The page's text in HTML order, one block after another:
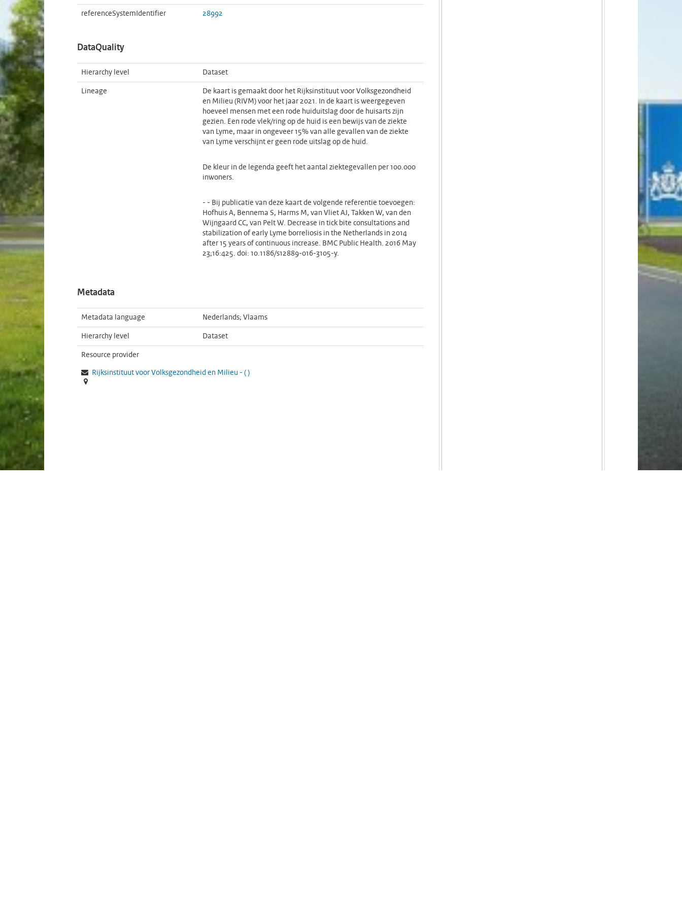
referenceSystemIdentifier 28992
DataQuality
Hierarchy level Dataset
Lineage
De kaart is gemaakt door het Rijksinstituut voor Volksgezondheid
en Milieu (RIVM) voor het jaar 2021. In de kaart is weergegeven
hoeveel mensen met een rode huiduitslag door de huisarts zijn
gezien. Een rode vlek/ring op de huid is een bewijs van de ziekte
van Lyme, maar in ongeveer 15% van alle gevallen van de ziekte
van Lyme verschijnt er geen rode uitslag op de huid.
De kleur in de legenda geeft het aantal ziektegevallen per 100.000
inwoners.
- - Bij publicatie van deze kaart de volgende referentie toevoegen:
Hofhuis A, Bennema S, Harms M, van Vliet AJ, Takken W, van den
Wijngaard CC, van Pelt W. Decrease in tick bite consultations and
stabilization of early Lyme borreliosis in the Netherlands in 2014
after 15 years of continuous increase. BMC Public Health. 2016 May
23;16:425. doi: 10.1186/s12889-016-3105-y.
Metadata
Metadata language Nederlands; Vlaams
Hierarchy level Dataset
Resource provider
Rijksinstituut voor Volksgezondheid en Milieu - ( )